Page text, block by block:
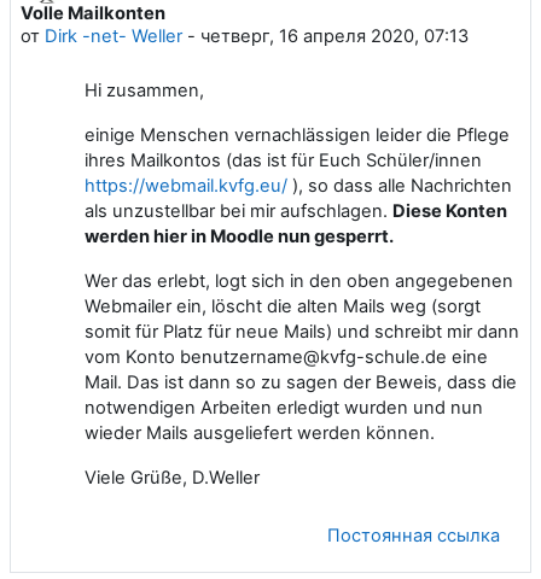
Volle Mailkonten
от Dirk -net- Weller- четверг, 16 апреля 2020, 07:13
Количество ответов: 0
Hi zusammen,
einige Menschen vernachlässigen leider die Pflege
ihres Mailkontos (das ist für Euch Schüler/innen
https://webmail.kvfg.eu/ ), so dass alle Nachrichten
als unzustellbar bei mir aufschlagen. Diese Konten
werden hier in Moodle nun gesperrt.
Wer das erlebt, logt sich in den oben angegebenen
Webmailer ein, löscht die alten Mails weg (sorgt
somit für Platz für neue Mails) und schreibt mir dann
vom Konto benutzername@kvfg-schule.de eine
Mail. Das ist dann so zu sagen der Beweis, dass die
notwendigen Arbeiten erledigt wurden und nun
wieder Mails ausgeliefert werden können.
Viele Grüße, D.Weller
Постоянная ссылка